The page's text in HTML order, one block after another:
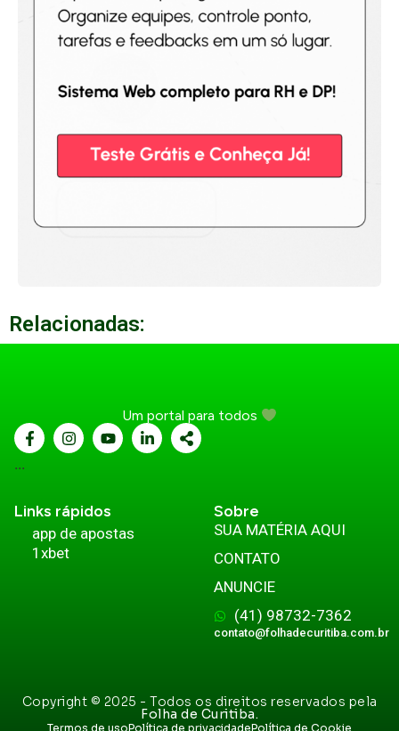
Relacionadas:
Um portal para todos
...
Links rápidos
app de apostas
1xbet
Sobre
SUA MATÉRIA AQUI
CONTATO
ANUNCIE
(41) 98732-7362
contato@folhadecuritiba.com.br
Copyright © 2025 - Todos os direitos reservados pela
Folha de Curitiba.
Termos de usoPolítica de privacidadePolítica de Cookie